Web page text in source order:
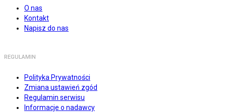
O nas
Kontakt
Napisz do nas
REGULAMIN
Polityka Prywatności
Zmiana ustawień zgód
Regulamin serwisu
Informacje o nadawcy